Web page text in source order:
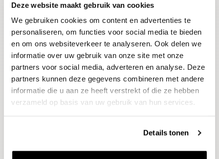
Deze website maakt gebruik van cookies
We gebruiken cookies om content en advertenties te
personaliseren, om functies voor social media te bieden
en om ons websiteverkeer te analyseren. Ook delen we
informatie over uw gebruik van onze site met onze
partners voor social media, adverteren en analyse. Deze
partners kunnen deze gegevens combineren met andere
informatie die u aan ze heeft verstrekt of die ze hebben
verzameld op basis van uw gebruik van hun services.
Details tonen
Blijf op de hoogte
Ontvang het laatste wijnnieuws, proeverijen en
evenementen
E-mailadres
Aanmelden